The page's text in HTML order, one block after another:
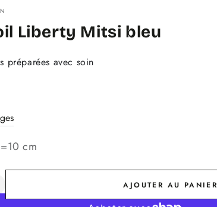
Liberty Mitsi bleu
préparées avec soin
cm
AJOUTER AU PANIER